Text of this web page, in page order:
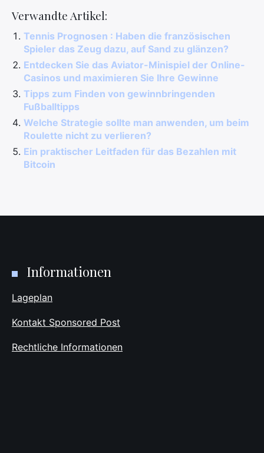
Verwandte Artikel:
Tennis Prognosen : Haben die französischen
Spieler das Zeug dazu, auf Sand zu glänzen?
Entdecken Sie das Aviator-Minispiel der Online-
Casinos und maximieren Sie Ihre Gewinne
Tipps zum Finden von gewinnbringenden
Fußballtipps
Welche Strategie sollte man anwenden, um beim
Roulette nicht zu verlieren?
Ein praktischer Leitfaden für das Bezahlen mit
Bitcoin
Informationen
Lageplan
Kontakt Sponsored Post
Rechtliche Informationen